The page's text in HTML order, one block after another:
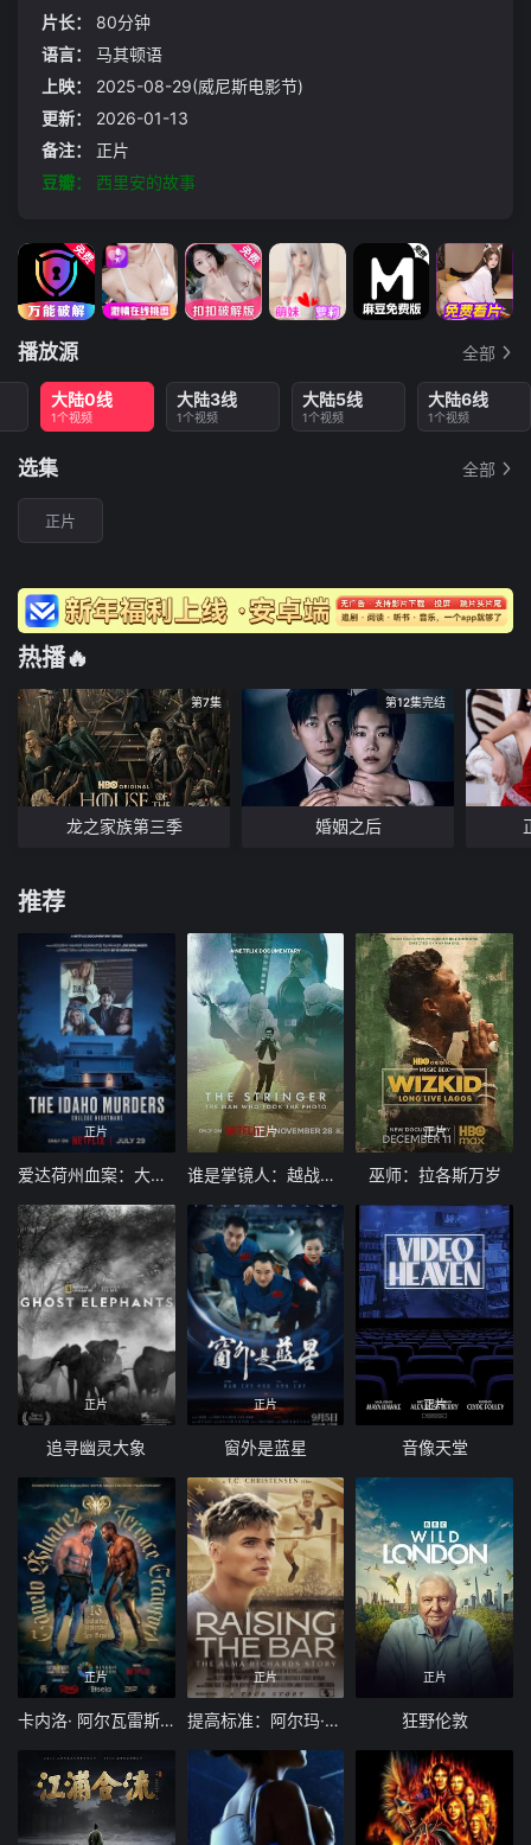
片长：
80分钟
语言：
马其顿语
上映：
2025-08-29(威尼斯电影节)
更新：
2026-01-13
备注：
正片
豆瓣：
西里安的故事
播放源 全部
大陆0线
1个视频
大陆3线
1个视频
大陆5线
1个视频
大陆6线
1个视频
选集 全部
正片
热播🔥
第7集
龙之家族第三季
第12集完结
婚姻之后
推荐
正片
爱达荷州血案：大学梦魇
正片
谁是掌镜人：越战经典照片之谜
正片
巫师：拉各斯万岁
正片
追寻幽灵大象
正片
窗外是蓝星
正片
音像天堂
正片
卡内洛· 阿尔瓦雷斯 vs 特伦斯·克劳福德
正片
提高标准：阿尔玛·理查兹的故事
正片
狂野伦敦